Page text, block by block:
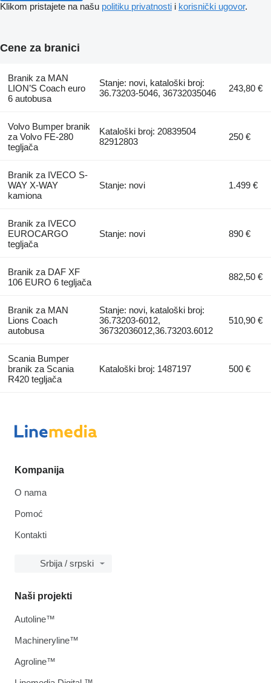
Klikom pristajete na našu politiku privatnosti i korisnički ugovor.
Cene za branici
Branik za MAN
LION’S Coach euro
6 autobusa
Stanje: novi, kataloški broj:
36.73203-5046, 36732035046
243,80 €
Volvo Bumper branik
za Volvo FE-280
tegljača
Kataloški broj: 20839504
82912803
250 €
Branik za IVECO S-
WAY X-WAY
kamiona
Stanje: novi 1.499 €
Branik za IVECO
EUROCARGO
tegljača
Stanje: novi 890 €
Branik za DAF XF
106 EURO 6 tegljača
882,50 €
Branik za MAN
Lions Coach
autobusa
Stanje: novi, kataloški broj:
36.73203-6012,
36732036012,36.73203.6012
510,90 €
Scania Bumper
branik za Scania
R420 tegljača
Kataloški broj: 1487197 500 €
Kompanija
O nama
Pomoć
Kontakti
Srbija / srpski
Naši projekti
Autoline™
Machineryline™
Agroline™